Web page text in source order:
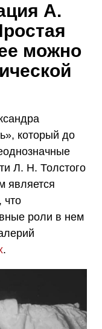
А.
можно
который до
Л. Н. Толстого
является
что
роли в нем
.